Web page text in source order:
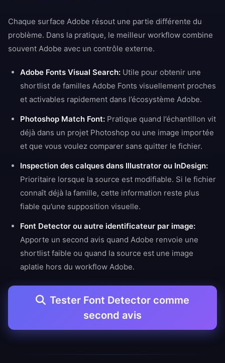
Chaque surface Adobe résout une partie différente du
problème. Dans la pratique, le meilleur workflow combine
souvent Adobe avec un contrôle externe.
Adobe Fonts Visual Search: Utile pour obtenir une
shortlist de familles Adobe Fonts visuellement proches
et activables rapidement dans l’écosystème Adobe.
Photoshop Match Font: Pratique quand l’échantillon vit
déjà dans un projet Photoshop ou une image importée
et que vous voulez comparer sans quitter le fichier.
Inspection des calques dans Illustrator ou InDesign:
Prioritaire lorsque la source est modifiable. Si le fichier
connaît déjà la famille, cette information reste plus
fiable qu’une supposition visuelle.
Font Detector ou autre identificateur par image:
Apporte un second avis quand Adobe renvoie une
shortlist faible ou quand la source est une image
aplatie hors du workflow Adobe.
Tester Font Detector comme
second avis